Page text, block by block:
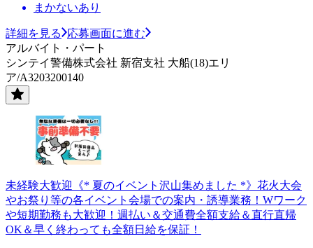
まかないあり
詳細を見る
応募画面に進む
アルバイト・パート
シンテイ警備株式会社 新宿支社 大船(18)エリ
ア/A3203200140
未経験大歓迎《* 夏のイベント沢山集めました *》花火大会
やお祭り等の各イベント会場での案内・誘導業務！Wワーク
や短期勤務も大歓迎！週払い＆交通費全額支給＆直行直帰
OK＆早く終わっても全額日給を保証！